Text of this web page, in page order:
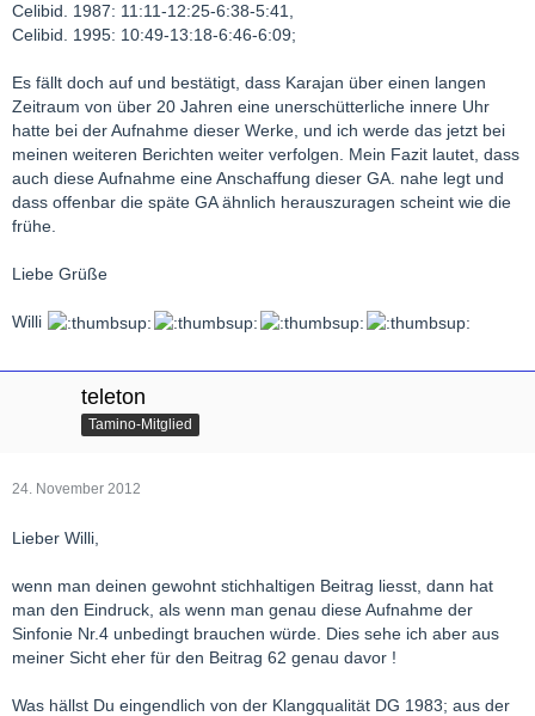
Celibid. 1987: 11:11-12:25-6:38-5:41,
Celibid. 1995: 10:49-13:18-6:46-6:09;
Es fällt doch auf und bestätigt, dass Karajan über einen langen
Zeitraum von über 20 Jahren eine unerschütterliche innere Uhr
hatte bei der Aufnahme dieser Werke, und ich werde das jetzt bei
meinen weiteren Berichten weiter verfolgen. Mein Fazit lautet, dass
auch diese Aufnahme eine Anschaffung dieser GA. nahe legt und
dass offenbar die späte GA ähnlich herauszuragen scheint wie die
frühe.
Liebe Grüße
Willi
teleton
Tamino-Mitglied
24. November 2012
Lieber Willi,
wenn man deinen gewohnt stichhaltigen Beitrag liesst, dann hat
man den Eindruck, als wenn man genau diese Aufnahme der
Sinfonie Nr.4 unbedingt brauchen würde. Dies sehe ich aber aus
meiner Sicht eher für den Beitrag 62 genau davor !
Was hällst Du eingendlich von der Klangqualität DG 1983; aus der